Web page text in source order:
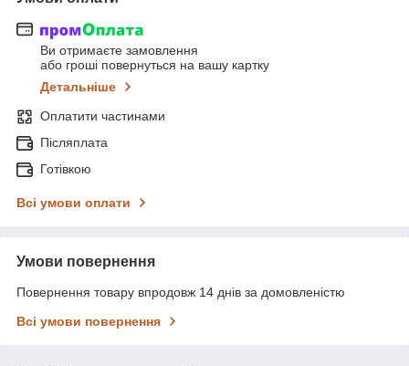
Ви отримаєте замовлення
або гроші повернуться на вашу картку
Детальніше
Оплатити частинами
Післяплата
Готівкою
Всі умови оплати
Умови повернення
Повернення товару впродовж 14 днів за домовленістю
Всі умови повернення